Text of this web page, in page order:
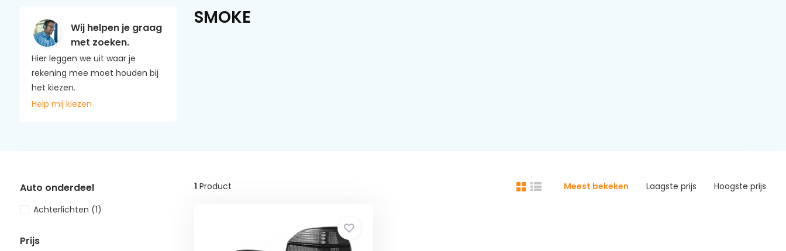
Wij helpen je graag
met zoeken.
Hier leggen we uit waar je
rekening mee moet houden bij
het kiezen.
Help mij kiezen
SMOKE
Auto onderdeel
Achterlichten (1)
Prijs
1 Product Meest bekeken Laagste prijs Hoogste prijs